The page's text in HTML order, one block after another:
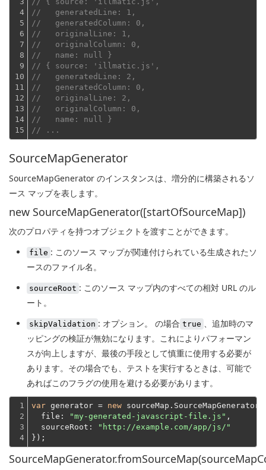
4
5
6
7
8
9
10
11
12
13
14
15
//   generatedLine: 1,
//   generatedColumn: 0,
//   originalLine: 1,
//   originalColumn: 0,
//   name: null }
// { source: 'illmatic.js',
//   generatedLine: 2,
//   generatedColumn: 0,
//   originalLine: 2,
//   originalColumn: 0,
//   name: null }
// ...
SourceMapGenerator
SourceMapGenerator のインスタンスは、増分的に構築されるソ
ース マップを表します。
new SourceMapGenerator([startOfSourceMap])
次のプロパティを持つオブジェクトを渡すことができます。
file : このソース マップが関連付けられている生成されたソ
ースのファイル名。
sourceRoot : このソース マップ内のすべての相対 URL のル
ート。
skipValidation : オプション。 の場合 true
、追加時のマ
ッピングの検証が無効になります。これによりパフォーマン
スが向上しますが、最後の手段として慎重に使用する必要が
あります。その場合でも、テストを実行するときは、可能で
あればこのフラグの使用を避ける必要があります。
1
2
3
4
var generator = new
file : "my-generated-javascript-file.js" ,
sourceRoot :
"http://example.com/app/js/"
});